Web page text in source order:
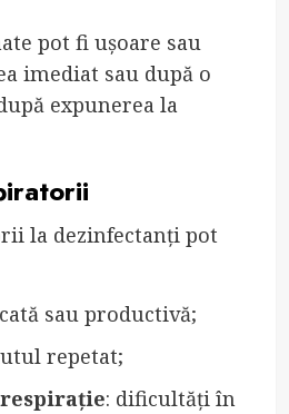
pot fi ușoare sau
imediat sau după o
expunerea la
la dezinfectanți pot
sau productivă;
repetat;
: dificultăți în